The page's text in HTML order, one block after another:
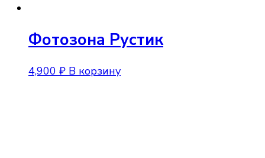
Фотозона Рустик
4,900 ₽ В корзину